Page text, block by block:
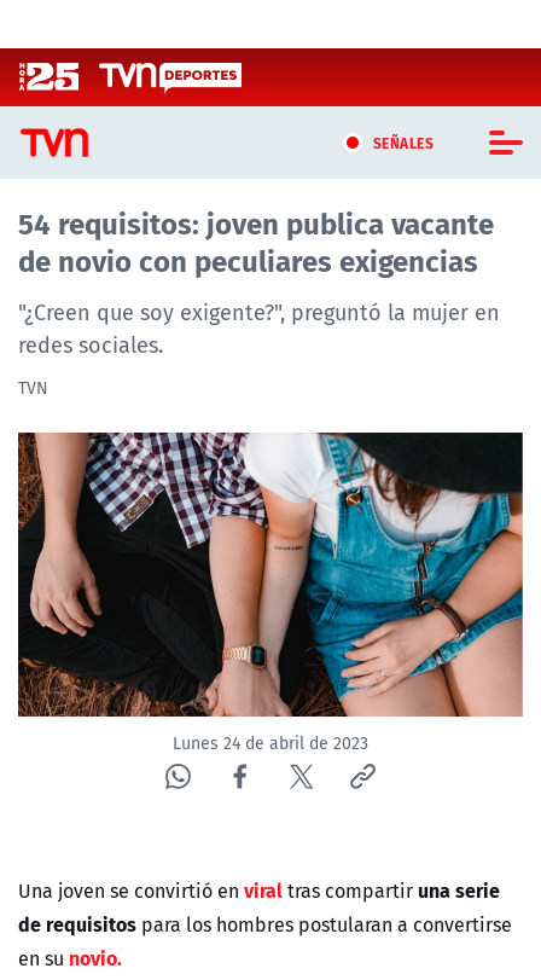
SEÑALES
CASTING MASTERCHEF CHILE
CASTING TVN VERTICAL
TVN VERTICAL
TVN PLAY
PROGRAMAS
TELESERIES
NTV
ACTUALIDAD Y TENDENCIAS
CORPORATIVO Y TRANSPARENCIA
CANAL DE DENUNCIAS
54 requisitos: joven publica vacante
de novio con peculiares exigencias
"¿Creen que soy exigente?", preguntó la mujer en
redes sociales.
TVN
Lunes 24 de abril de 2023
Una joven se convirtió en viraltras compartir una serie
de requisitos para los hombres postularan a convertirse
en su novio.